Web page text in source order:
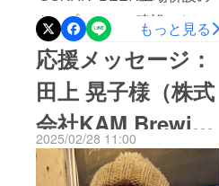
代表 荒木信也
贅沢な時間を過ごしながら
味わってみたいと思いませ
んか！？ぜひ皆さんお誘い
あわせの上、天草までお出
かけ頂けますと幸いです。
当日の豪華出店者様たちは
後日UP致します。現在絶賛
タップルームの建設におけ
るクラウドファンディング
におきまして、3,372,000
円、187名の皆様にご支援頂
き心から感謝申し上げま
す。1人でも多くの皆様に天
草に足を運んでいただき、
もっと見る
応援メッセージ：
田上 晃子様（株式
会社KAM Brewing
/ WITCH CRAFT
2025/02/28 11:00